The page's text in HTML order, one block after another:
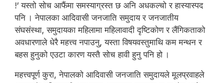
!’ यस्तो सोच आफैंमा समस्याग्रस्त छ अनि अधकल्चो र हास्यास्पद
पनि । नेपालका आदिवासी जनजाति समुदाय र जनजातीय
संघसंस्था, समुदायका महिलामा महिलावादी दृष्टिकोण र लैंगिकताको
अवधारणाले धेरै महत्त्व नपाउनु, यस्ता विषयवस्तुमाथि कम मन्थन र
बहस हुनुको एउटा कारण यस्तै सोच हावी हुनु पनि हो ।
महत्त्वपूर्ण कुरा, नेपालको आदिवासी जनजाति समुदायले मूलप्रवाहले